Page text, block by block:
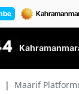
| Maarif